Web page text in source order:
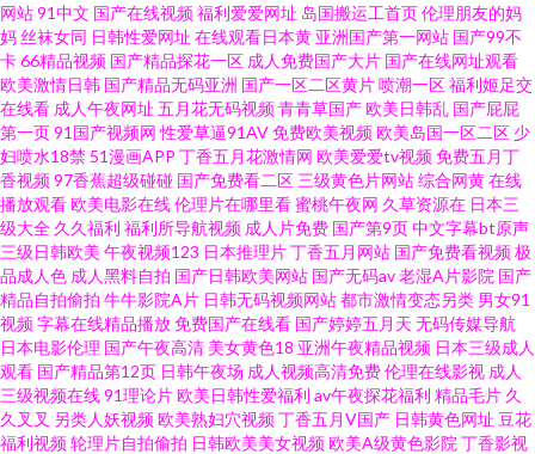
袜人妻一区二区三区 AV基地网 91超碰地址 91精品无码 91蜜臀在线观看 激情
综合日韩 影音先锋热色 白丝中出在线观看 日韩精品福利导航 91乱搞 久久国
产V 91熟女边播放 欧美女女 91大香蕉在线 丰满少妇一区二区三区 香蕉视讯
97伦理影院 内射极品小美女 91黄色颜色 国产一久久一 91伪娘在线 欧美日韩
成人麻豆精品 91熟女高潮大叫 久草在线免费av 91美女总站 毛片毛片 91白丝
美女视频 福利日AV 色女人久草精品视频 超碰好屌色 四虎影院麻豆 91在线观
看最新地址 老湿69福利 91蜜桃传媒 黑丝影院91 亚洲色色婷婷 www超碰蜜桃
人妻黄址 超碰97A片 影音先锋AV传媒资源 国产精品自偷 影音先锋av站 福利
网站91中文 国产在线视频福利爱爱网址 岛国搬运工首页伦理朋友的妈
妈丝袜女同 日韩性爱网址 在线观看日本黄 亚洲国产第一网站 国产99不
卡66精品视频 国产精品探花一区 成人免费国产大片 国产在线网址观看
欧美激情日韩 国产精品无码亚洲 国产一区二区黄片喷潮一区福利姬足交
在线看 成人午夜网址 五月花无码视频青青草国产欧美日韩乱 国产屁屁
第一页91国产视频网 性爱草逼91AV免费欧美视频欧美岛国一区二区 少
妇喷水18禁 51漫画APP 丁香五月花激情网 欧美爱爱tv视频免费五月丁
香视频97香蕉超级碰碰 国产免费看二区 三级黄色片网站综合网黄在线
播放观看欧美电影在线伦理片在哪里看蜜桃午夜网 久草资源在 日本三
级大全 久久福利 福利所导航视频 成人片免费 国产第9页中文字幕bt原声
三级日韩欧美 午夜视频123 日本推理片丁香五月网站 国产免费看视频极
品成人色 成人黑料自拍 国产日韩欧美网站 国产无码av老湿A片影院 国产
精品自拍偷拍 牛牛影院A片 日韩无码视频网站都市激情变态另类 男女91
视频字幕在线精品播放免费国产在线看 国产婷婷五月天 无码传媒导航
日本电影伦理 国产午夜高清 美女黄色18 亚洲午夜精品视频 日本三级成人
观看 国产精品第12页 日韩午夜场 成人视频高清免费伦理在线影视 成人
三级视频在线91理论片欧美日韩性爱福利 av午夜探花福利 精品毛片 久
久叉叉 另类人妖视频欧美熟妇穴视频丁香五月V国产 日韩黄色网址 豆花
福利视频轮理片自拍偷拍 日韩欧美美女视频欧美A级黄色影院 丁香影视